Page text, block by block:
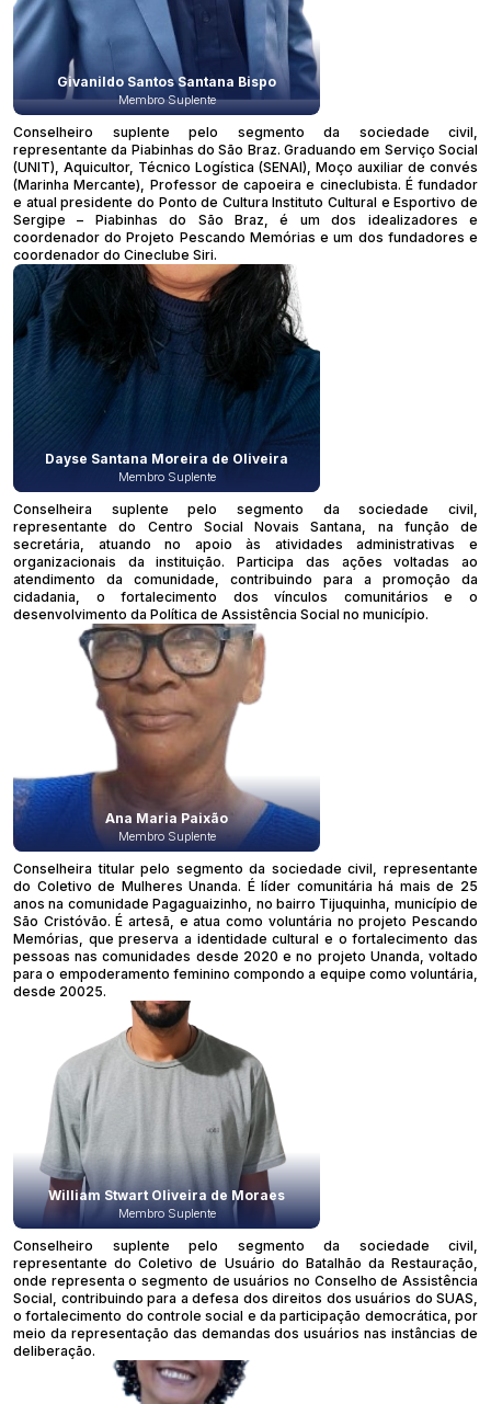
Givanildo Santos Santana Bispo
Membro Suplente
Conselheiro suplente pelo segmento da sociedade civil,
representante da Piabinhas do São Braz. Graduando em Serviço Social
(UNIT), Aquicultor, Técnico Logística (SENAI), Moço auxiliar de convés
(Marinha Mercante), Professor de capoeira e cineclubista. É fundador
e atual presidente do Ponto de Cultura Instituto Cultural e Esportivo de
Sergipe – Piabinhas do São Braz, é um dos idealizadores e
coordenador do Projeto Pescando Memórias e um dos fundadores e
coordenador do Cineclube Siri.
Dayse Santana Moreira de Oliveira
Membro Suplente
Conselheira suplente pelo segmento da sociedade civil,
representante do Centro Social Novais Santana, na função de
secretária, atuando no apoio às atividades administrativas e
organizacionais da instituição. Participa das ações voltadas ao
atendimento da comunidade, contribuindo para a promoção da
cidadania, o fortalecimento dos vínculos comunitários e o
desenvolvimento da Política de Assistência Social no município.
Ana Maria Paixão
Membro Suplente
Conselheira titular pelo segmento da sociedade civil, representante
do Coletivo de Mulheres Unanda. É líder comunitária há mais de 25
anos na comunidade Pagaguaizinho, no bairro Tijuquinha, município de
São Cristóvão. É artesã, e atua como voluntária no projeto Pescando
Memórias, que preserva a identidade cultural e o fortalecimento das
pessoas nas comunidades desde 2020 e no projeto Unanda, voltado
para o empoderamento feminino compondo a equipe como voluntária,
desde 20025.
William Stwart Oliveira de Moraes
Membro Suplente
Conselheiro suplente pelo segmento da sociedade civil,
representante do Coletivo de Usuário do Batalhão da Restauração,
onde representa o segmento de usuários no Conselho de Assistência
Social, contribuindo para a defesa dos direitos dos usuários do SUAS,
o fortalecimento do controle social e da participação democrática, por
meio da representação das demandas dos usuários nas instâncias de
deliberação.